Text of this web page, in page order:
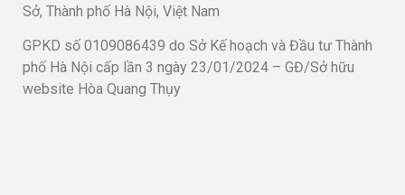
Sở, Thành phố Hà Nội, Việt Nam
GPKD số 0109086439 do Sở Kế hoạch và Đầu tư Thành
phố Hà Nội cấp lần 3 ngày 23/01/2024 – GĐ/Sở hữu
website Hòa Quang Thụy